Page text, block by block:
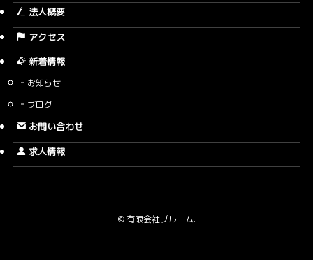
法人概要
アクセス
新着情報
お知らせ
ブログ
お問い合わせ
求人情報
©有限会社ブルーム.